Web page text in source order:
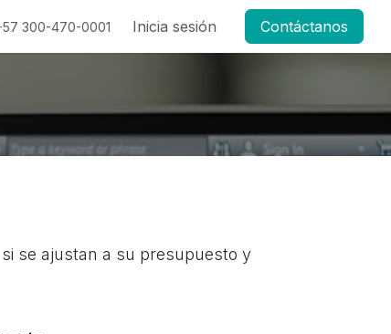
300-470-0001 Inicia sesión Contáctanos
se ajustan a su presupuesto y